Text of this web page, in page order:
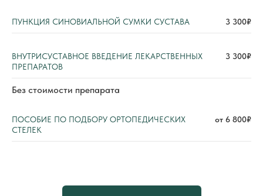
ПУНКЦИЯ СИНОВИАЛЬНОЙ СУМКИ СУСТАВА 3 300₽
ВНУТРИСУСТАВНОЕ ВВЕДЕНИЕ ЛЕКАРСТВЕННЫХ
ПРЕПАРАТОВ
3 300₽
Без стоимости препарата
ПОСОБИЕ ПО ПОДБОРУ ОРТОПЕДИЧЕСКИХ
СТЕЛЕК
от 6 800₽